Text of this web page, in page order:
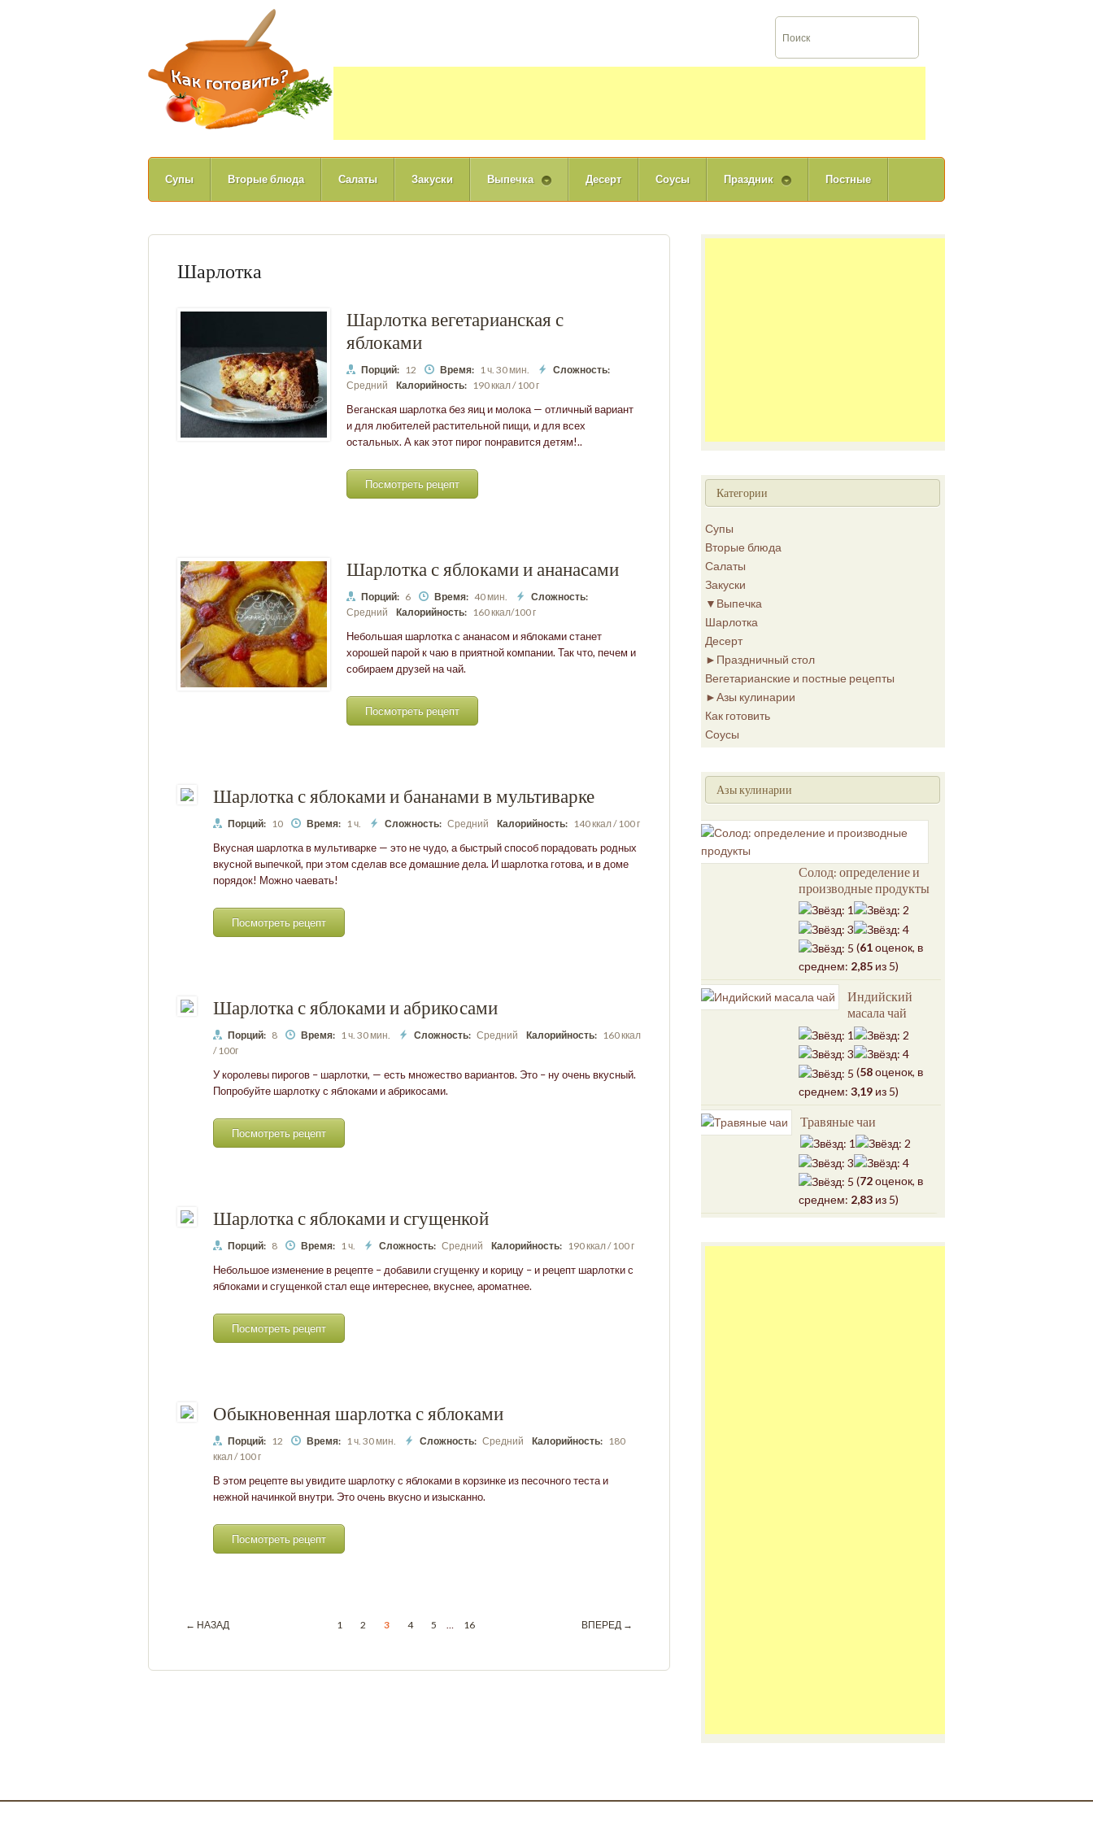
Супы Вторые блюда Салаты Закуски Выпечка Десерт Соусы Праздник Постные
Шарлотка
Шарлотка вегетарианская с
яблоками
Порций: 12 Время: 1 ч. 30 мин.
Сложность:
Средний
Калорийность: 190 ккал / 100 г
Веганская шарлотка без яиц и молока — отличный вариант
и для любителей растительной пищи, и для всех
остальных. А как этот пирог понравится детям!..
Посмотреть рецепт
Шарлотка с яблоками и ананасами
Порций: 6 Время: 40 мин.
Сложность:
Средний
Калорийность: 160 ккал/100 г
Небольшая шарлотка с ананасом и яблоками станет
хорошей парой к чаю в приятной компании. Так что, печем и
собираем друзей на чай.
Посмотреть рецепт
Шарлотка с яблоками и бананами в мультиварке
Порций: 10 Время: 1 ч. Сложность: Средний Калорийность: 140 ккал / 100 г
Вкусная шарлотка в мультиварке — это не чудо, а быстрый способ порадовать родных
вкусной выпечкой, при этом сделав все домашние дела. И шарлотка готова, и в доме
порядок! Можно чаевать!
Посмотреть рецепт
Шарлотка с яблоками и абрикосами
Порций: 8 Время: 1 ч. 30 мин. Сложность: Средний Калорийность: 160 ккал
/ 100г
У королевы пирогов – шарлотки, — есть множество вариантов. Это – ну очень вкусный.
Попробуйте шарлотку с яблоками и абрикосами.
Посмотреть рецепт
Шарлотка с яблоками и сгущенкой
Порций: 8 Время: 1 ч. Сложность: Средний Калорийность: 190 ккал / 100 г
Небольшое изменение в рецепте – добавили сгущенку и корицу – и рецепт шарлотки с
яблоками и сгущенкой стал еще интереснее, вкуснее, ароматнее.
Посмотреть рецепт
Обыкновенная шарлотка с яблоками
Порций: 12 Время: 1 ч. 30 мин. Сложность: Средний Калорийность: 180
ккал / 100 г
В этом рецепте вы увидите шарлотку с яблоками в корзинке из песочного теста и
нежной начинкой внутри. Это очень вкусно и изысканно.
Посмотреть рецепт
← НАЗАД 1 2 3 4 5 … 16 ВПЕРЕД →
Категории
Супы
Вторые блюда
Салаты
Закуски
▼ Выпечка
Шарлотка
Десерт
► Праздничный стол
Вегетарианские и постные рецепты
►Азы кулинарии
Как готовить
Соусы
Азы кулинарии
Солод: определение и
производные продукты
(61оценок, в
среднем: 2,85 из 5)
Индийский
масала чай
(58оценок, в
среднем: 3,19 из 5)
Травяные чаи
(72оценок, в
среднем: 2,83 из 5)